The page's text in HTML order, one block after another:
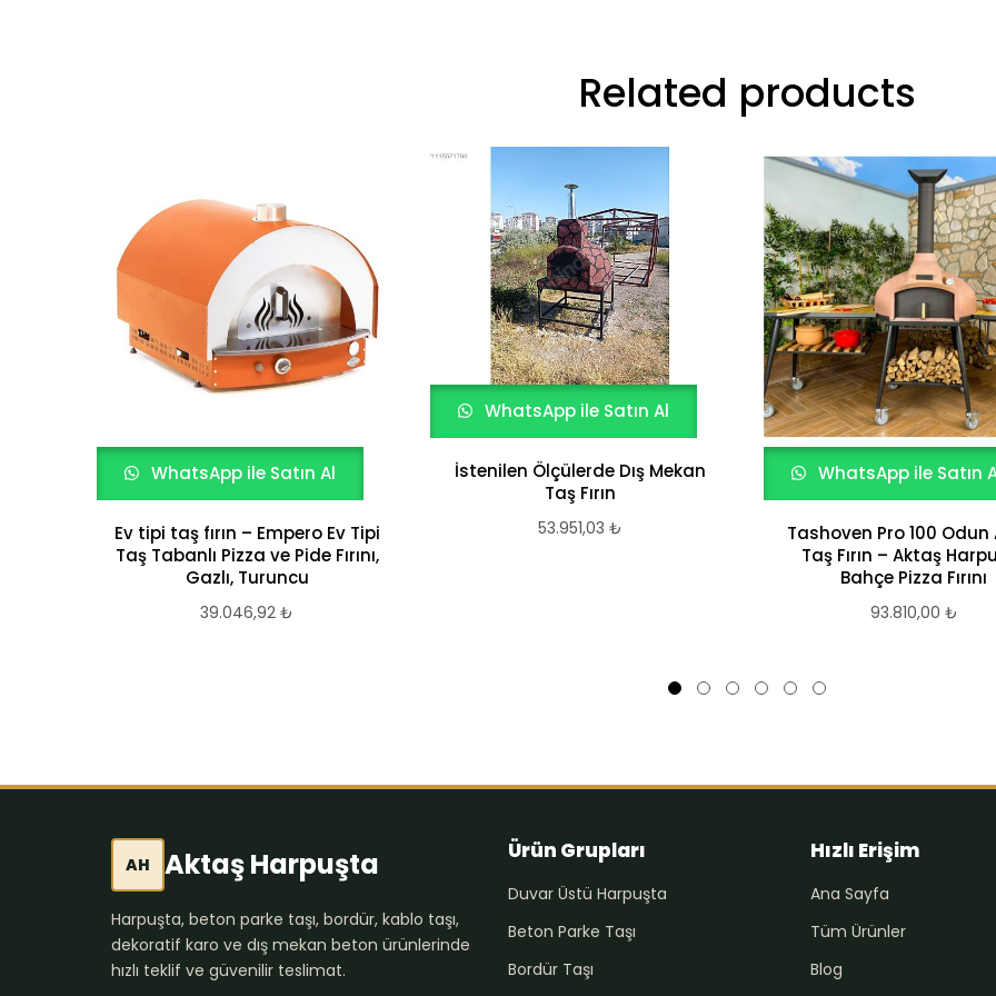
Related products
WhatsApp ile Satın Al
Ev tipi taş fırın – Empero Ev Tipi
Taş Tabanlı Pizza ve Pide Fırını,
Gazlı, Turuncu
39.046,92 ₺
WhatsApp ile Satın Al
İstenilen Ölçülerde Dış Mekan
Taş Fırın
53.951,03 ₺
WhatsApp ile Satın
Tashoven Pro 100 Odun
Taş Fırın – Aktaş
Bahçe Pizza Fırını
93.810,00 ₺
AH Aktaş Harpuşta
Harpuşta, beton parke taşı, bordür, kablo taşı,
dekoratif karo ve dış mekan beton ürünlerinde
hızlı teklif ve güvenilir teslimat.
Ürün Grupları
Duvar Üstü Harpuşta
Beton Parke Taşı
Bordür Taşı
Hızlı Erişim
Ana Sayfa
Tüm Ürünler
Blog